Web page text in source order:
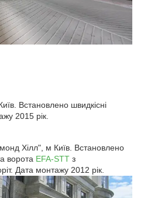
Встановлено швидкісні
2015 рік.
Хілл", м Київ. Встановлено
ворота EFA-STT з
Дата монтажу 2012 рік.